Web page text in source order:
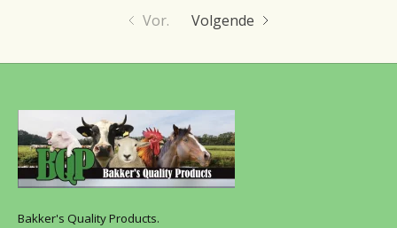
Vor. Volgende
Bakker's Quality Products.